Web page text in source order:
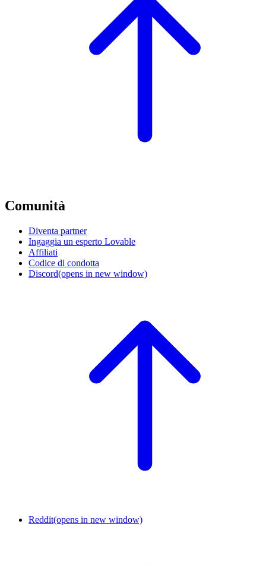
Comunità
Diventa partner
Ingaggia un esperto Lovable
Affiliati
Codice di condotta
Discord(opens in new window)
Reddit(opens in new window)